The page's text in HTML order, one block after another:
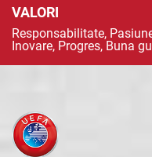
VALORI
Responsabilitate,
Inovare, Progres, Buna